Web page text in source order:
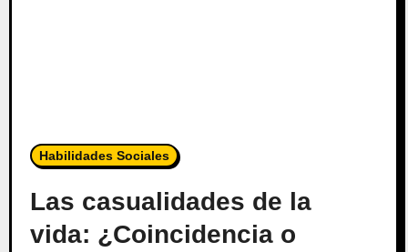
Habilidades Sociales
Las casualidades de la
vida: ¿Coincidencia o